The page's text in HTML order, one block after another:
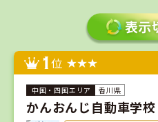
1位
香川県
かんおんじ自動車学校